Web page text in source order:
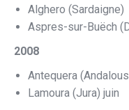
Alghero (Sardaigne)
Aspres-sur-Buëch
2008
Antequera
Lamoura (Jura) juin